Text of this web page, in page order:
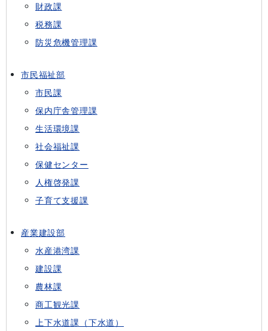
財政課
税務課
防災危機管理課
市民福祉部
市民課
保内庁舎管理課
生活環境課
社会福祉課
保健センター
人権啓発課
子育て支援課
産業建設部
水産港湾課
建設課
農林課
商工観光課
上下水道課（下水道）